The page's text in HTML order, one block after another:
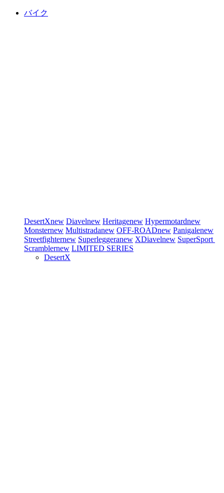
バイク
DesertXnew Diavelnew Heritagenew Hypermotardnew
Monsternew Multistradanew OFF-ROADnew Panigalenew
Streetfighternew Superleggeranew XDiavelnew SuperSport
Scramblernew LIMITED SERIES
DesertX